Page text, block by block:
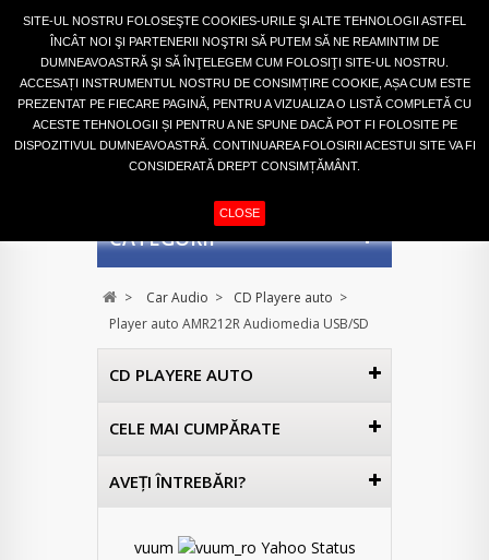
Autentifică-te
COŞ (GOL)
CATEGORII
> Car Audio > CD Playere auto >
Player auto AMR212R Audiomedia USB/SD
CD PLAYERE AUTO
CELE MAI CUMPĂRATE
AVEŢI ÎNTREBĂRI?
vuum
SITE-UL NOSTRU FOLOSEŞTE COOKIES-URILE ŞI ALTE TEHNOLOGII ASTFEL
ÎNCÂT NOI ŞI PARTENERII NOŞTRI SĂ PUTEM SĂ NE REAMINTIM DE
DUMNEAVOASTRĂ ŞI SĂ ÎNŢELEGEM CUM FOLOSIŢI SITE-UL NOSTRU.
ACCESAȚI INSTRUMENTUL NOSTRU DE CONSIMȚIRE COOKIE, AȘA CUM ESTE
PREZENTAT PE FIECARE PAGINĂ, PENTRU A VIZUALIZA O LISTĂ COMPLETĂ CU
ACESTE TEHNOLOGII ȘI PENTRU A NE SPUNE DACĂ POT FI FOLOSITE PE
DISPOZITIVUL DUMNEAVOASTRĂ. CONTINUAREA FOLOSIRII ACESTUI SITE VA FI
CONSIDERATĂ DREPT CONSIMȚĂMÂNT.
CLOSE